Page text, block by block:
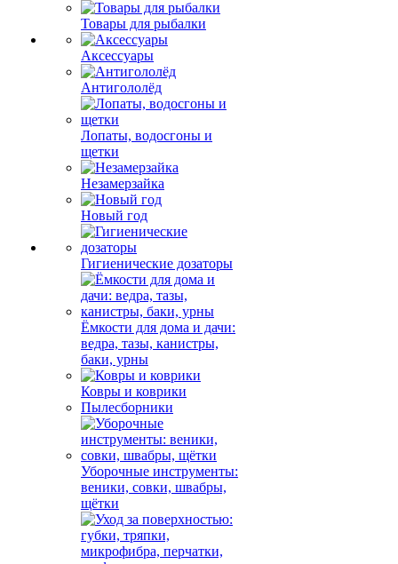
Товары для рыбалки
Аксессуары
Антигололёд
Лопаты, водосгоны и
щетки
Незамерзайка
Новый год
Гигиенические дозаторы
Ёмкости для дома и дачи:
ведра, тазы, канистры,
баки, урны
Ковры и коврики
Пылесборники
Уборочные инструменты:
веники, совки, швабры,
щётки